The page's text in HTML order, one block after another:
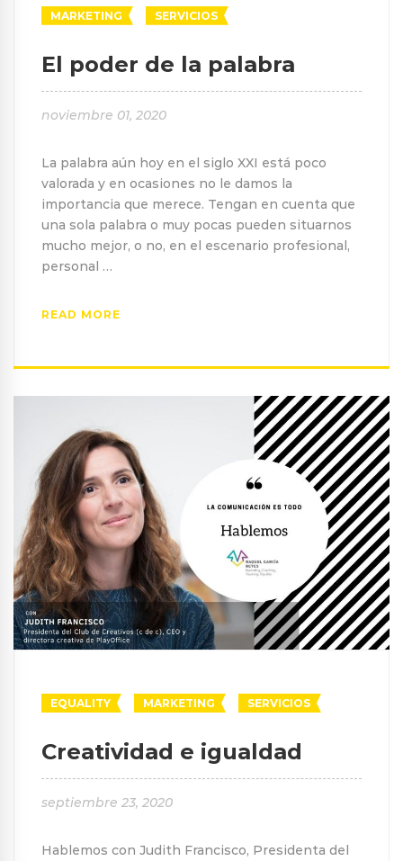
MARKETING SERVICIOS
El poder de la palabra
noviembre 01, 2020
La palabra aún hoy en el siglo XXI está poco
valorada y en ocasiones no le damos la
importancia que merece. Tengan en cuenta que
una sola palabra o muy pocas pueden situarnos
mucho mejor, o no, en el escenario profesional,
personal …
READ MORE
EQUALITY MARKETING SERVICIOS
Creatividad e igualdad
septiembre 23, 2020
Hablemos con Judith Francisco, Presidenta del